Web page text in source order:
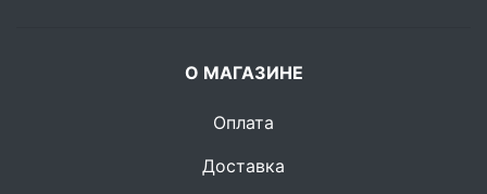
О МАГАЗИНЕ
Оплата
Доставка